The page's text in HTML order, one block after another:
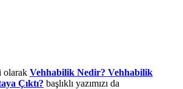
olarak Vehhabilik Nedir? Vehhabilik
Çıktı? başlıklı yazımızı da